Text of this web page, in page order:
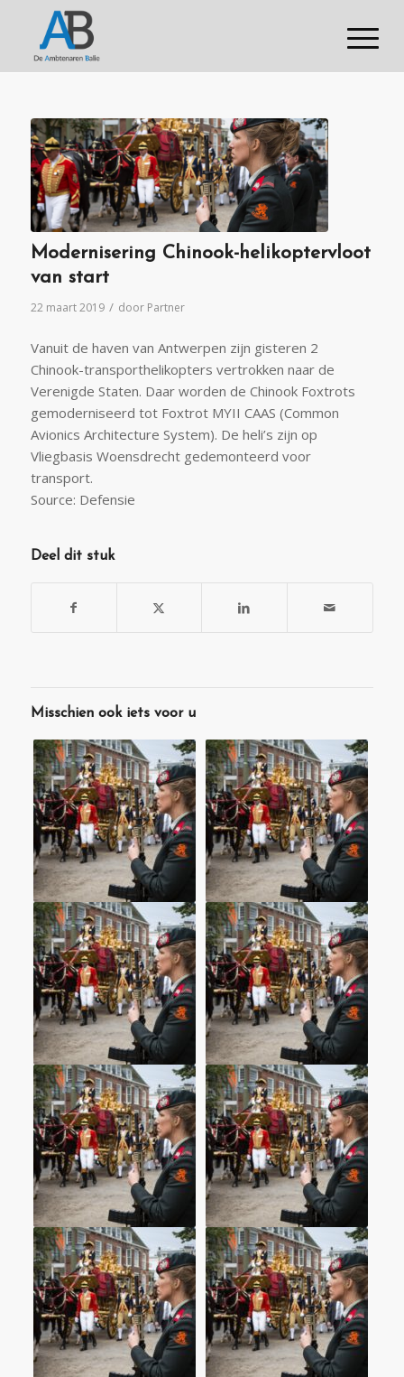
Modernisering Chinook-helikoptervloot
van start
22 maart 2019 / door Partner
Vanuit de haven van Antwerpen zijn gisteren 2
Chinook-transporthelikopters vertrokken naar de
Verenigde Staten. Daar worden de Chinook Foxtrots
gemoderniseerd tot Foxtrot MYII CAAS (Common
Avionics Architecture System). De heli’s zijn op
Vliegbasis Woensdrecht gedemonteerd voor
transport.
Source: Defensie
Deel dit stuk
Misschien ook iets voor u